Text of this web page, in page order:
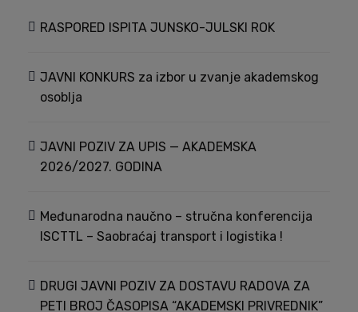
RASPORED ISPITA JUNSKO-JULSKI ROK
JAVNI KONKURS za izbor u zvanje akademskog
osoblja
JAVNI POZIV ZA UPIS — AKADEMSKA
2026/2027. GODINA
Međunarodna naučno – stručna konferencija
ISCTTL – Saobraćaj transport i logistika !
DRUGI JAVNI POZIV ZA DOSTAVU RADOVA ZA
PETI BROJ ČASOPISA “AKADEMSKI PRIVREDNIK”